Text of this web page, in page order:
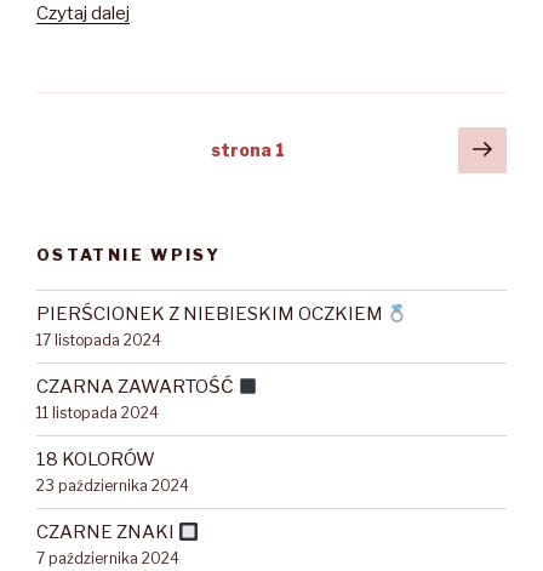
Czytaj dalej
strona 1
OSTATNIE WPISY
PIERŚCIONEK Z NIEBIESKIM OCZKIEM
17 listopada 2024
CZARNA ZAWARTOŚĆ
11 listopada 2024
18 KOLORÓW
23 października 2024
CZARNE ZNAKI
7 października 2024